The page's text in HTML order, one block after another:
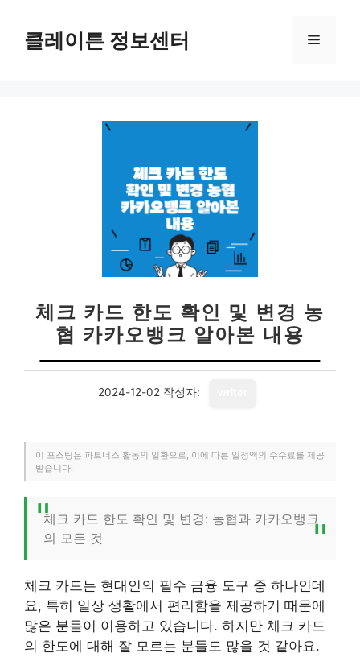
클레이튼 정보센터 메
체크 카드 한도 확인 및 변경 농
협 카카오뱅크 알아본 내용
2024-12-02 작성자:
이 포스팅은 파트너스 활동의 일환으로, 이에 따른 일정액의 수수료를 제공
받습니다.
체크 카드 한도 확인 및 변경: 농협과 카카오뱅크
의 모든 것
체크 카드는 현대인의 필수 금융 도구 중 하나인데
요, 특히 일상 생활에서 편리함을 제공하기 때문에
많은 분들이 이용하고 있습니다. 하지만 체크 카드
의 한도에 대해 잘 모르는 분들도 많을 것 같아요.